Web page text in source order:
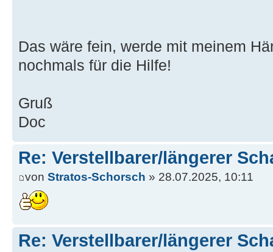
Das wäre fein, werde mit meinem
nochmals für die Hilfe!
Gruß
Doc
Re: Verstellbarer/längerer
von Stratos-Schorsch » 28.07.2025, 10:11
Re: Verstellbarer/längerer